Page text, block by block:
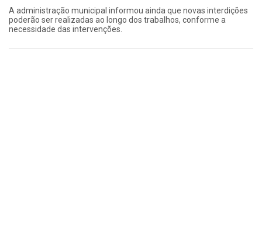
A administração municipal informou ainda que novas interdições
poderão ser realizadas ao longo dos trabalhos, conforme a
necessidade das intervenções.